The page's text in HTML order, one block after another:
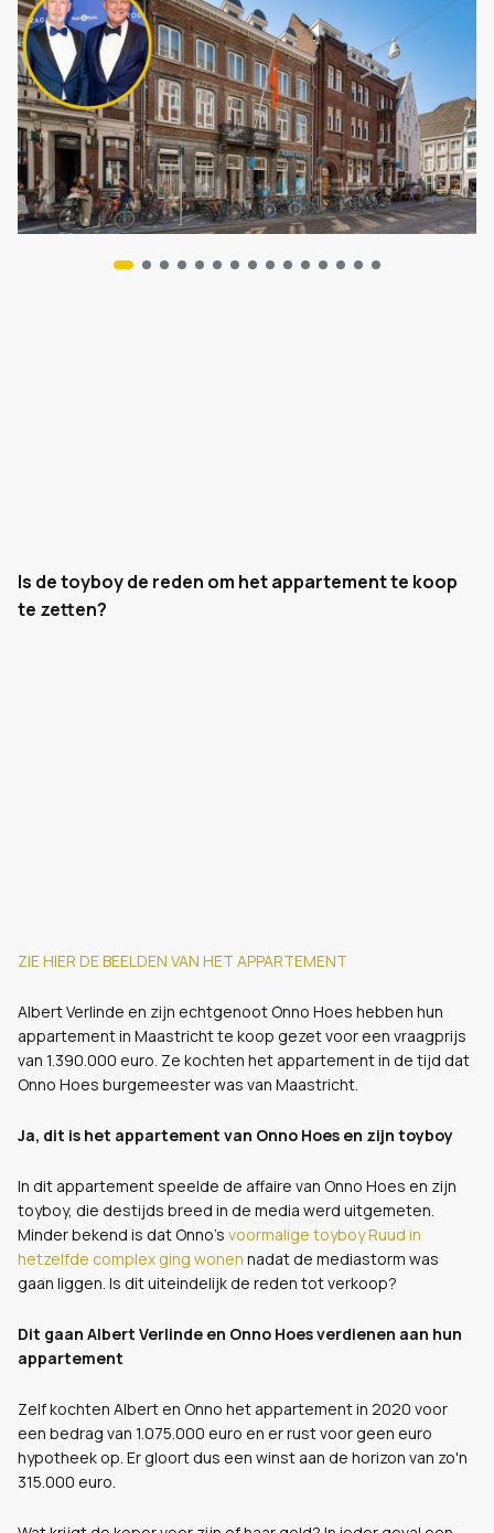
Is de toyboy de reden om het appartement te koop
te zetten?
ZIE HIER DE BEELDEN VAN HET APPARTEMENT
Albert Verlinde en zijn echtgenoot Onno Hoes hebben hun
appartement in Maastricht te koop gezet voor een vraagprijs
van 1.390.000 euro. Ze kochten het appartement in de tijd dat
Onno Hoes burgemeester was van Maastricht.
Ja, dit is het appartement van Onno Hoes en zijn toyboy
In dit appartement speelde de affaire van Onno Hoes en zijn
toyboy, die destijds breed in de media werd uitgemeten.
Minder bekend is dat Onno's voormalige toyboy Ruud in
hetzelfde complex ging wonen nadat de mediastorm was
gaan liggen. Is dit uiteindelijk de reden tot verkoop?
Dit gaan Albert Verlinde en Onno Hoes verdienen aan hun
appartement
Zelf kochten Albert en Onno het appartement in 2020 voor
een bedrag van 1.075.000 euro en er rust voor geen euro
hypotheek op. Er gloort dus een winst aan de horizon van zo'n
315.000 euro.